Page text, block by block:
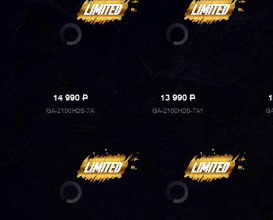
14 990P
GA-2100HDS-7A
13 990P
GA-2100HDS-7A1